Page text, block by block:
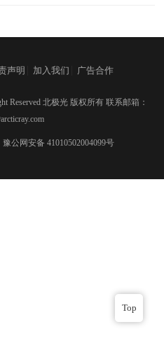
声明 加入我们 广告合作
Reserved 北极光 版权所有 联系邮箱：
豫公网安备 41010502004099号
Top